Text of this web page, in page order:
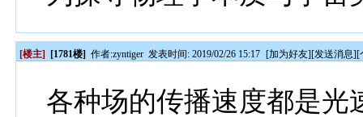
[楼主] [1781楼] 作者:zyntiger 发表时间: 2019/02/26 15:17 [加为好友][发送消息][
各种场的传播速度都是光